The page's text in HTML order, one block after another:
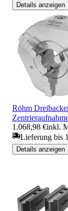
Details anzeigen
Röhm
1.068,98 €inkl.
Lieferung bis
Details anzeigen